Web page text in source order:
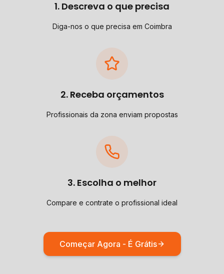
1. Descreva o que precisa
Diga-nos o que precisa em Coimbra
2. Receba orçamentos
Profissionais da zona enviam propostas
3. Escolha o melhor
Compare e contrate o profissional ideal
Começar Agora - É Grátis